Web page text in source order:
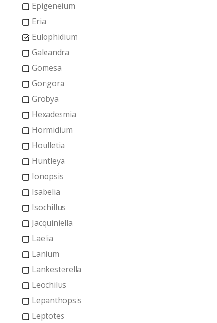
Epigeneium
Eria
Eulophidium
Galeandra
Gomesa
Gongora
Grobya
Hexadesmia
Hormidium
Houlletia
Huntleya
Ionopsis
Isabelia
Isochillus
Jacquiniella
Laelia
Lanium
Lankesterella
Leochilus
Lepanthopsis
Leptotes